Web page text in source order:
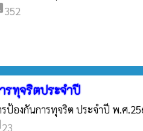
352
รทุจริตประจำปี
ป้องกันการทุจริต ประจำปี พ.ศ
23